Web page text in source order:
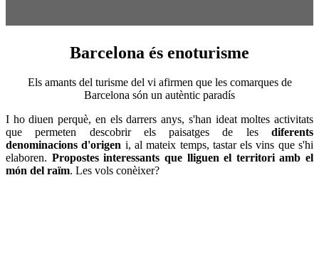
Barcelona és enoturisme
Els amants del turisme del vi afirmen que les comarques de
Barcelona són un autèntic paradís
I ho diuen perquè, en els darrers anys, s'han ideat moltes activitats
que permeten descobrir els paisatges de les diferents
denominacions d'origen i, al mateix temps, tastar els vins que s'hi
elaboren. Propostes interessants que lliguen el territori amb el
món del raïm. Les vols conèixer?